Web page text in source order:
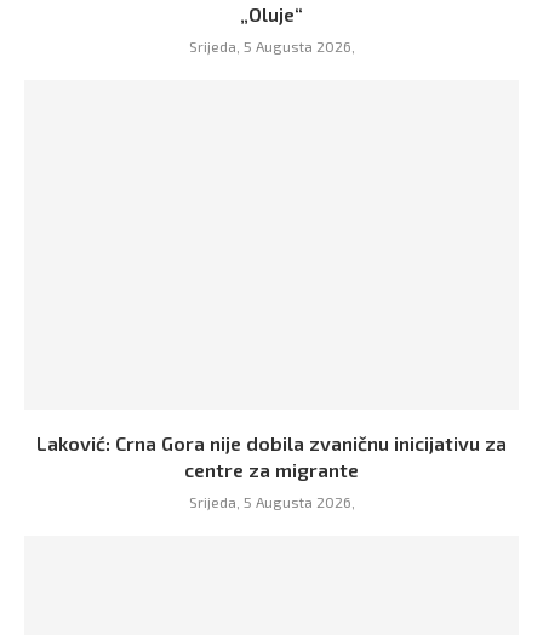
„Oluje“
Srijeda, 5 Augusta 2026,
Laković: Crna Gora nije dobila zvaničnu inicijativu za
centre za migrante
Srijeda, 5 Augusta 2026,